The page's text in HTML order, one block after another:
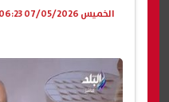
الخميس 07/05/2026 06:23 م